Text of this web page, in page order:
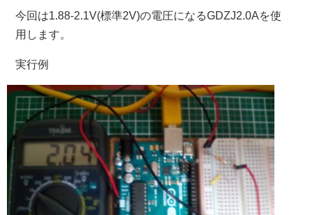
今回は1.88-2.1V(標準2V)の電圧になるGDZJ2.0Aを使
用します。
実行例